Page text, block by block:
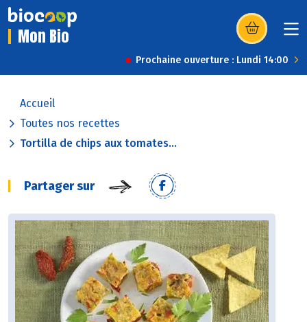
Mon Bio (s’ouvre dans
Prochaine ouverture : Lundi 14:00
Accueil
Toutes nos recettes
Tortilla de chips aux tomates...
Partager sur